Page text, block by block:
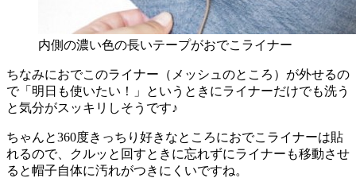
内側の濃い色の長いテープがおでこライナー
ちなみにおでこのライナー（メッシュのところ）が外せるの
で「明日も使いたい！」というときにライナーだけでも洗う
と気分がスッキリしそうです♪
ちゃんと360度きっちり好きなところにおでこライナーは貼
れるので、クルッと回すときに忘れずにライナーも移動させ
ると帽子自体に汚れがつきにくいですね。